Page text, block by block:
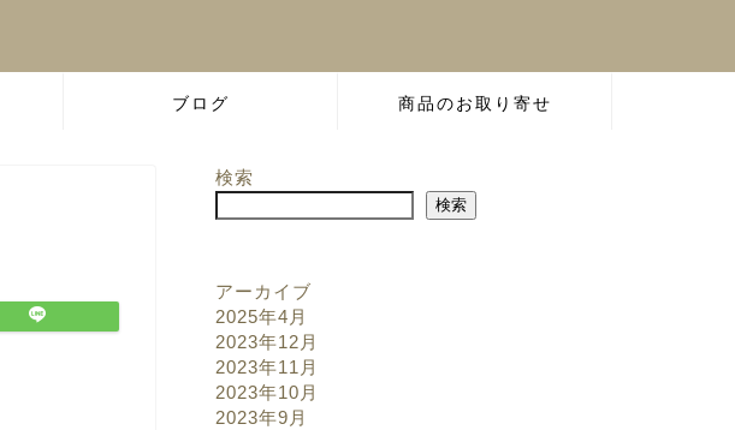
ブログ 商品のお取り寄せ
検索
検索
アーカイブ
2025年4月
2023年12月
2023年11月
2023年10月
2023年9月